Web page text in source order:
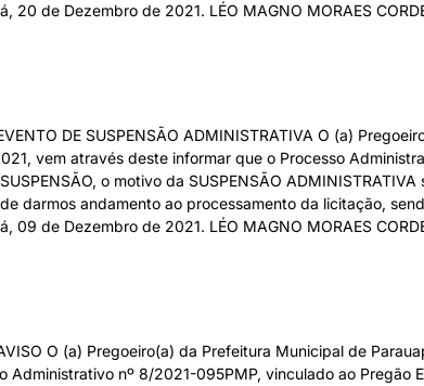
de Dezembro de 2021. LÉO MAGNO MORAES
DE SUSPENSÃO ADMINISTRATIVA O (a)
vem através deste informar que o Processo
o motivo da SUSPENSÃO
darmos andamento ao processamento da licitação,
de Dezembro de 2021. LÉO MAGNO MORAES
AVISO O (a) Pregoeiro(a) da Prefeitura Municipal de
nº 8/2021-095PMP, vinculado ao Pregão